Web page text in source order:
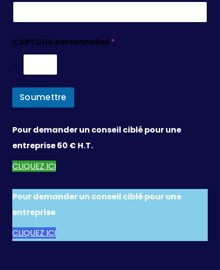
CAPTCHA personnalisé*
=
Soumettre
Pour demander un conseil ciblé pour une
entreprise 60 € H.T.
CLIQUEZ ICI
Pour demander un conseil ciblé pour une
entreprise
CLIQUEZ ICI